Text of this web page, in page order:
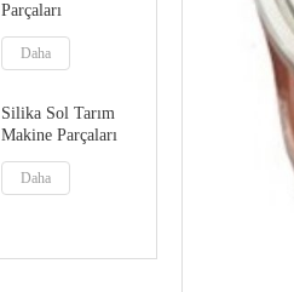
Parçaları
Daha
Silika Sol Tarım
Makine Parçaları
Daha